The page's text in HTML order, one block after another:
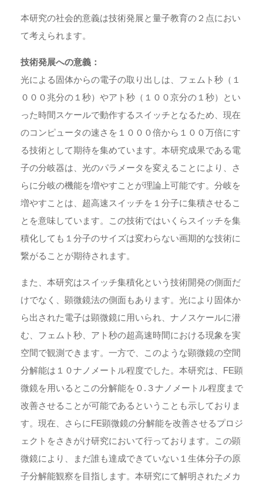
本研究の社会的意義は技術発展と量子教育の２点におい
て考えられます。
技術発展への意義：
光による固体からの電子の取り出しは、フェムト秒（１
０００兆分の１秒）やアト秒（１００京分の１秒）とい
った時間スケールで動作するスイッチとなるため、現在
のコンピュータの速さを１０００倍から１００万倍にす
る技術として期待を集めています。本研究成果である電
子の分岐器は、光のパラメータを変えることにより、さ
らに分岐の機能を増やすことが理論上可能です。分岐を
増やすことは、超高速スイッチを１分子に集積させるこ
とを意味しています。この技術ではいくらスイッチを集
積化しても１分子のサイズは変わらない画期的な技術に
繋がることが期待されます。
また、本研究はスイッチ集積化という技術開発の側面だ
けでなく、顕微鏡法の側面もあります。光により固体か
ら出された電子は顕微鏡に用いられ、ナノスケールに潜
む、フェムト秒、アト秒の超高速時間における現象を実
空間で観測できます。一方で、このような顕微鏡の空間
分解能は１０ナノメートル程度でした。本研究は、FE顕
微鏡を用いるとこの分解能を０.３ナノメートル程度まで
改善させることが可能であるということも示しておりま
す。現在、さらにFE顕微鏡の分解能を改善させるプロジ
ェクトをさきがけ研究において行っております。この顕
微鏡により、まだ誰も達成できていない１生体分子の原
子分解能観察を目指します。本研究にて解明されたメカ